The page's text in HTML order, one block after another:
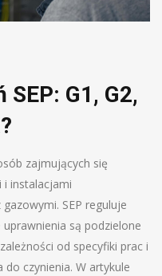
G1, G2,
zajmujących się
i instalacjami
SEP reguluje
są podzielone
od specyfiki prac i
czynienia. W artykule